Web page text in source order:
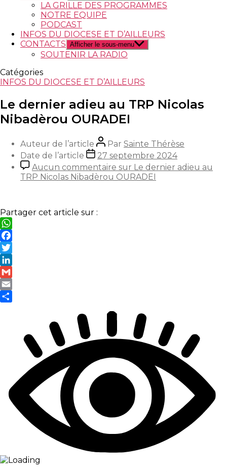
LA GRILLE DES PROGRAMMES
NOTRE EQUIPE
PODCAST
INFOS DU DIOCESE ET D’AILLEURS
CONTACTS Afficher le sous-menu
SOUTENIR LA RADIO
Catégories
INFOS DU DIOCESE ET D’AILLEURS
Le dernier adieu au TRP Nicolas
Nibadèrou OURADEI
Auteur de l’article Par Sainte Thérèse
Date de l’article
27 septembre 2024
Aucun commentaire sur Le dernier adieu au
TRP Nicolas Nibadèrou OURADEI
Partager cet article sur :
WhatsApp
Facebook
Twitter
LinkedIn
Gmail
Email